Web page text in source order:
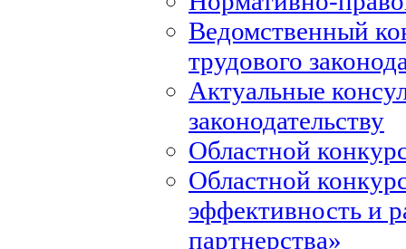
Ведомственный
трудового
Актуальные
законодательству
Областной
Областной
эффективность и
партнерства»